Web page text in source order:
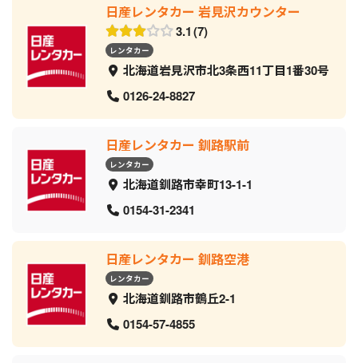
日産レンタカー 岩見沢カウンター
3.1 7
レンタカー
北海道岩見沢市北3条西11丁目1番30号
0126-24-8827
日産レンタカー 釧路駅前
レンタカー
北海道釧路市幸町13-1-1
0154-31-2341
日産レンタカー 釧路空港
レンタカー
北海道釧路市鶴丘2-1
0154-57-4855